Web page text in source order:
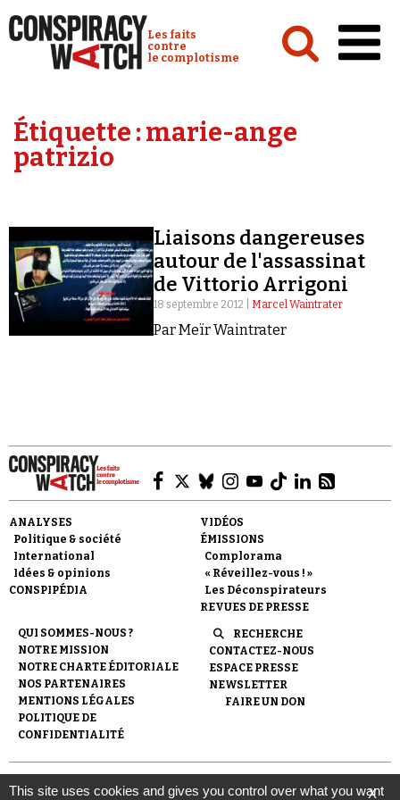
Conspiracy Watch :
Les faits
contre
le complotisme
Analyses
Émissions
Revues de presse
Faire un don
Demander à Vera
Étiquette :marie-ange
patrizio
Liaisons dangereuses
autour de l'assassinat
de Vittorio Arrigoni
18 septembre 2012 | Marcel Waintrater
Par Meïr Waintrater
ANALYSES
Politique & société
International
Idées & opinions
CONSPIPÉDIA
VIDÉOS
ÉMISSIONS
Complorama
« Réveillez-vous ! »
Les Déconspirateurs
REVUES DE PRESSE
QUI SOMMES-NOUS ?
NOTRE MISSION
NOTRE CHARTE ÉDITORIALE
NOS PARTENAIRES
MENTIONS LÉGALES
POLITIQUE DE
CONFIDENTIALITÉ
RECHERCHE
CONTACTEZ-NOUS
ESPACE PRESSE
NEWSLETTER
FAIRE UN DON
© 2007- 2026 Conspiracy Watch | Une réalisation de
l'Observatoire du conspirationnisme (association loi de 1901) avec
X
This site uses cookies and gives you control over what you want